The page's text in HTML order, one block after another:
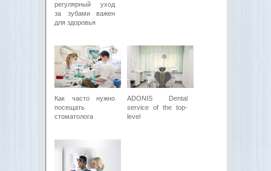
регулярный уход
за зубами важен
для здоровья
Как часто нужно
посещать
стоматолога
ADONIS Dental
service of the top-
level